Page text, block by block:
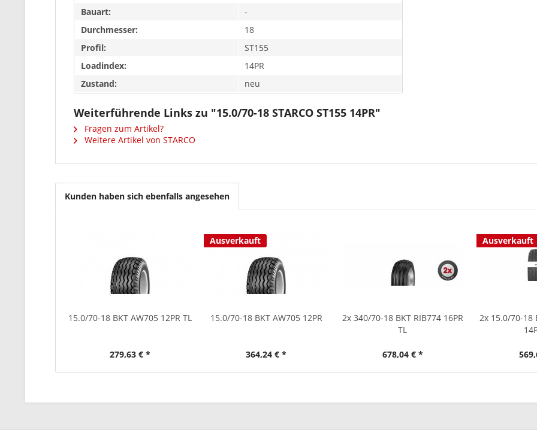
Bauart:
-
Durchmesser:
18
Profil:
ST155
Loadindex:
14PR
Zustand:
neu
Weiterführende Links zu "15.0/70-18 STARCO ST155 14PR"
Fragen zum Artikel?
Weitere Artikel von STARCO
Kunden haben sich ebenfalls angesehen
15.0/70-18 BKT AW705 12PR TL
279,63 € *
Ausverkauft
15.0/70-18 BKT AW705 12PR
364,24 € *
2x 340/70-18 BKT RIB774 16PR
TL
678,04 € *
Ausverkauft
2x 15.0/70-18